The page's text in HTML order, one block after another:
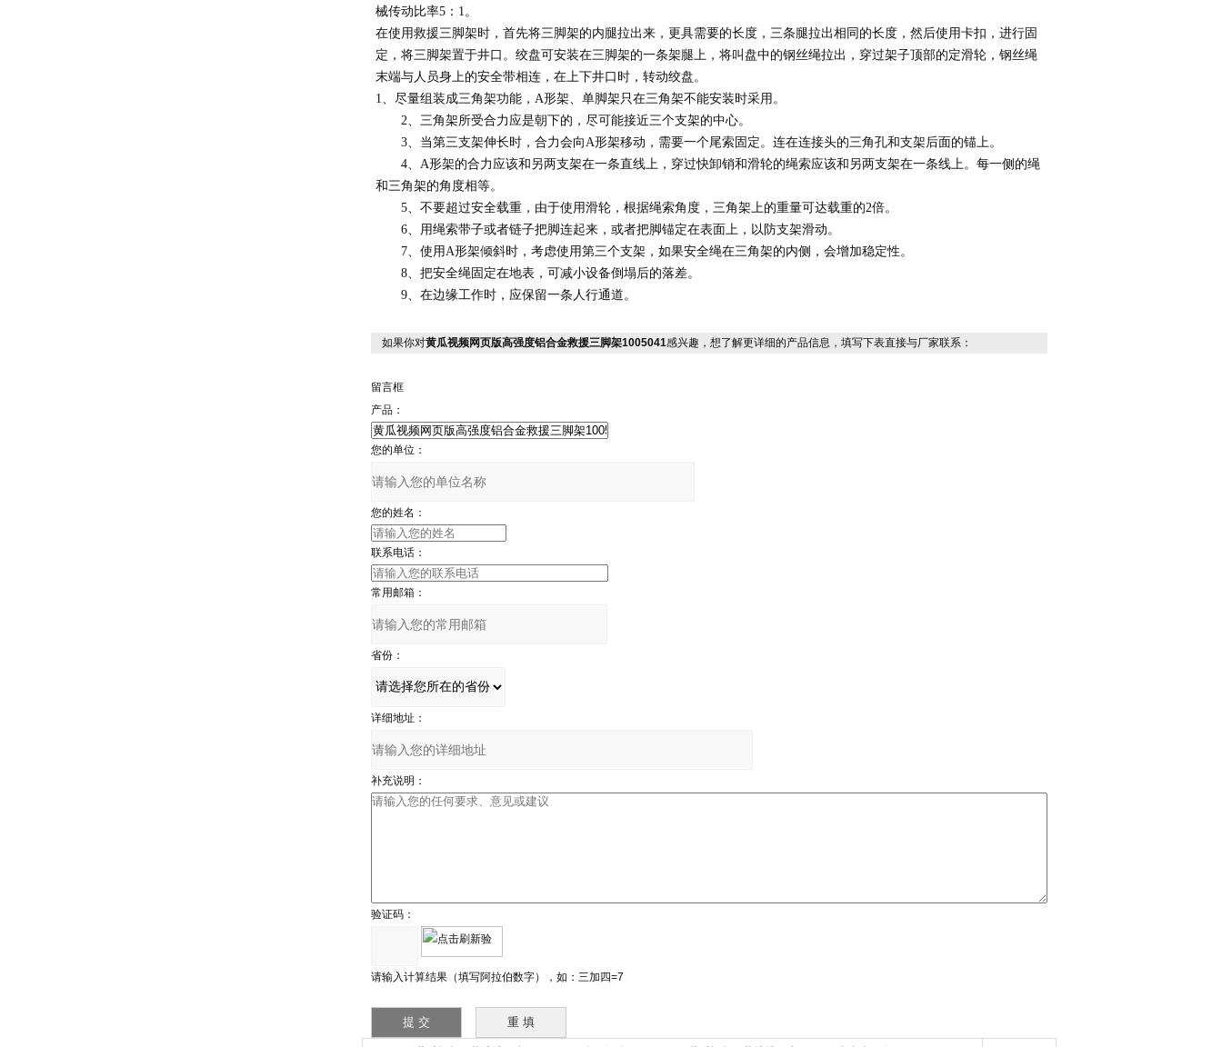
械传动比率5：1。
在使用救援三脚架时， 首先将三脚架的内腿拉出来 ，更具需要的长度，三条腿拉出相同的长度，然后使用卡扣，进行固
定，将三脚架置于井口。绞盘可安装在三脚架的一条架腿上，将叫盘中的钢丝绳拉出，穿过架子顶部的定滑轮，钢丝绳
末端与人员身上的安全带相连，在上下井口时，转动绞盘。
1、尽量组装成三角架功能，A形架、单脚架只在三角架不能安装时采用。
2、三角架所受合力应是朝下的，尽可能接近三个支架的中心。
3、当第三支架伸长时，合力会向A形架移动，需要一个尾索固定。连在连接头的三角孔和支架后面的锚上。
4、A形架的合力应该和另两支架在一条直线上，穿过快卸销和滑轮的绳索应该和另两支架在一条线上。每一侧的绳
和三角架的角度相等。
5、不要超过安全载重，由于使用滑轮，根据绳索角度，三角架上的重量可达载重的2倍。
6、用绳索带子或者链子把脚连起来，或者把脚锚定在表面上，以防支架滑动。
7、使用A形架倾斜时，考虑使用第三个支架，如果安全绳在三角架的内侧，会增加稳定性。
8、把安全绳固定在地表，可减小设备倒塌后的落差。
9、在边缘工作时，应保留一条人行通道。
如果你对黄瓜视频网页版高强度铝合金救援三脚架1005041感兴趣，想了解更详细的产品信息，填写下表直接与厂家联系：
留言框
产品：
您的单位：
您的姓名：
联系电话：
常用邮箱：
省份：
详细地址：
补充说明：
验证码：
请输入计算结果（填写阿拉伯数字），如：三加四=7